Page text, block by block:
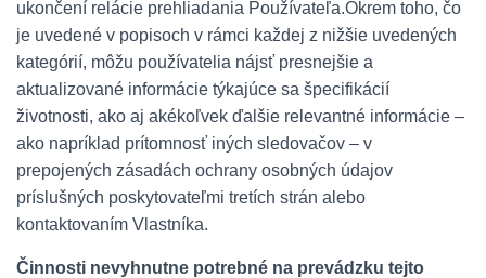
ukončení relácie prehliadania Používateľa.Okrem toho, čo
je uvedené v popisoch v rámci každej z nižšie uvedených
kategórií, môžu používatelia nájsť presnejšie a
aktualizované informácie týkajúce sa špecifikácií
životnosti, ako aj akékoľvek ďalšie relevantné informácie –
ako napríklad prítomnosť iných sledovačov – v
prepojených zásadách ochrany osobných údajov
príslušných poskytovateľmi tretích strán alebo
kontaktovaním Vlastníka.
Činnosti nevyhnutne potrebné na prevádzku tejto